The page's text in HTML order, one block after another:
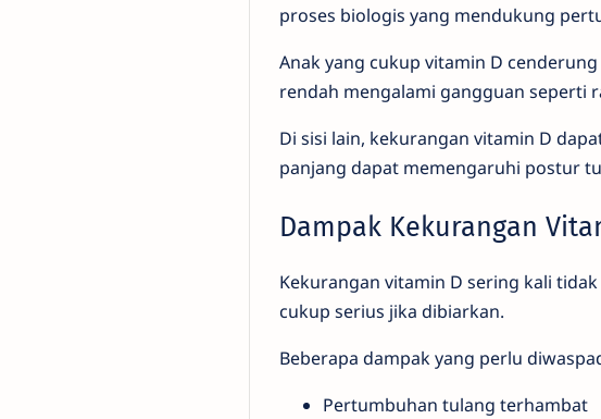
proses biologis yang mendukung
Anak yang cukup vitamin D
rendah mengalami gangguan seperti
Di sisi lain, kekurangan vitamin D
panjang dapat memengaruhi postur
Dampak Kekurangan
Kekurangan vitamin D sering kali
cukup serius jika dibiarkan.
Beberapa dampak yang perlu
Pertumbuhan tulang terhambat